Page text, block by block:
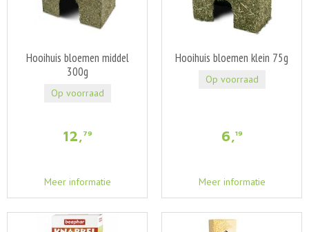
Hooihuis bloemen middel
300g
12,79
Meer informatie
Op voorraad
Hooihuis bloemen klein 75g
6,19
Meer informatie
Op voorraad